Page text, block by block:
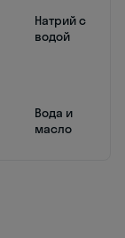
Натрий с
водой
Вода и
масло